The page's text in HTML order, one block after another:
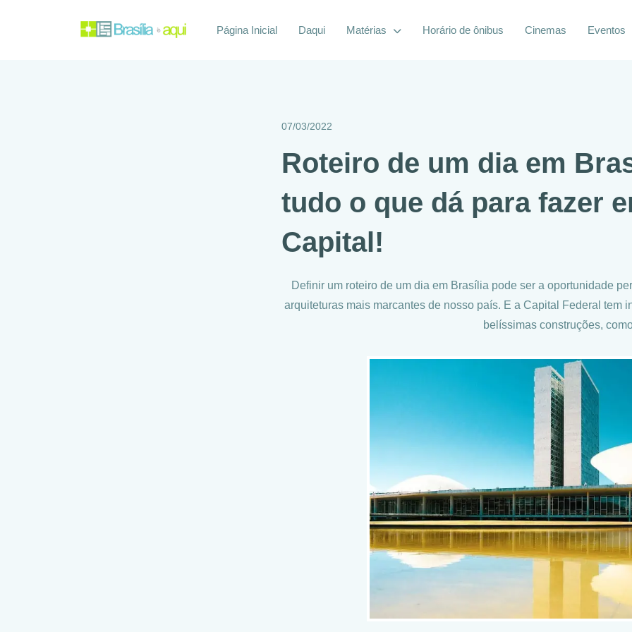
Página Inicial Daqui Matérias Horário de ônibus Cinemas Eventos
07/03/2022
Roteiro de um dia em
tudo o que dá para fazer
Capital!
Definir um roteiro de um dia em Brasília pode ser a oportunidade
arquiteturas mais marcantes de nosso país. E a Capital Federal tem
belíssimas construções,